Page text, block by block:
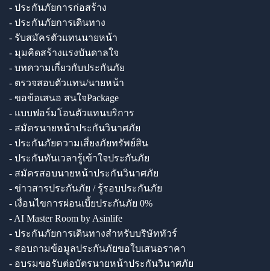
- ประกันภัยการก่อสร้าง
- ประกันภัยการเดินทาง
- รับสมัครตัวแทนนายหน้า
- มุมคิดสร้างแรงบันดาลใจ
- บทความเกี่ยวกับประกันภัย
- ตรวจสอบตัวแทน/นายหน้า
- ขอข้อเสนอ สนใจPackage
- แบบฟอร์มโอนตัวแทนบริการ
- สมัครนายหน้าประกันวินาศภัย
- ประกันภัยความเสี่ยงภัยทรัพย์สิน
- ประกันทันเวลารู้เข้าใจประกันภัย
- สมัครสอบนายหน้าประกันวินาศภัย
- ข่าวสารประกันภัย / รู้รอบประกันภัย
- เงื่อนไขการผ่อนเบี้ยประกันภัย 0%
- AI Master Room by Asinlife
- ประกันภัยการเดินทางสำหรับบริษัททัวร์
- สอบถามข้อมูลประกันภัยขอใบเสนอราคา
- อบรมขอรับต่อบัตรนายหน้าประกันวินาศภัย